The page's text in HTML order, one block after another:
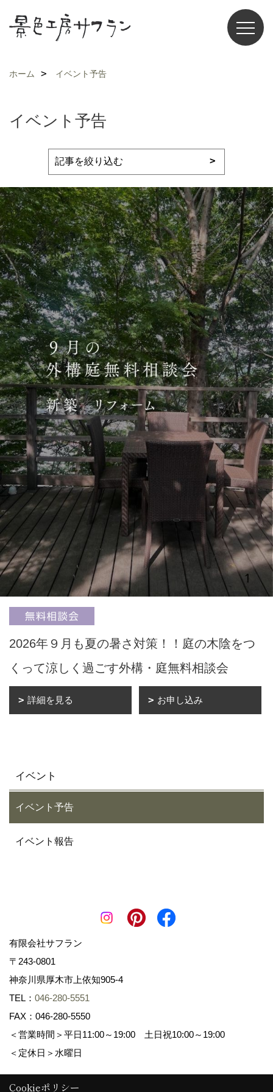
ホーム イベント予告
イベント予告
2026年９月も夏の暑さ対策！！庭の木陰をつ
くって涼しく過ごす外構・庭無料相談会
詳細を見る お申し込み
イベント
イベント予告
イベント報告
有限会社サフラン
〒243-0801
神奈川県厚木市上依知905-4
TEL： 046-280-5551
FAX：046-280-5550
＜営業時間＞平日11:00～19:00 土日祝10:00～19:00
＜定休日＞水曜日
Cookieポリシー